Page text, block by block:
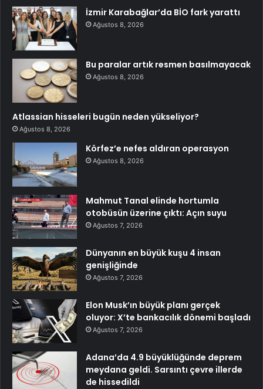
İzmir Karabağlar’da BİO fark yarattı
Ağustos 8, 2026
Bu paralar artık resmen basılmayacak
Ağustos 8, 2026
Atlassian hisseleri bugün neden yükseliyor?
Ağustos 8, 2026
Körfez’e nefes aldıran operasyon
Ağustos 8, 2026
Mahmut Tanal elinde hortumla
otobüsün üzerine çıktı: Açın suyu
Ağustos 7, 2026
Dünyanın en büyük kuşu 4 insan
genişliğinde
Ağustos 7, 2026
Elon Musk’ın büyük planı gerçek
oluyor: X’te bankacılık dönemi başladı
Ağustos 7, 2026
Adana’da 4.9 büyüklüğünde deprem
meydana geldi. Sarsıntı çevre illerde
de hissedildi